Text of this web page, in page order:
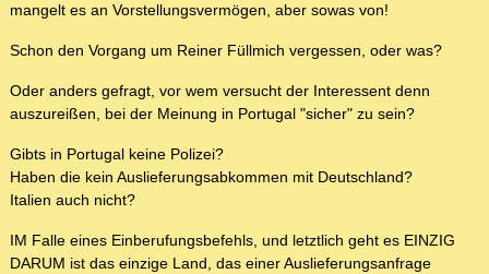
mangelt es an Vorstellungsvermögen, aber sowas von!
Schon den Vorgang um Reiner Füllmich vergessen, oder was?
Oder anders gefragt, vor wem versucht der Interessent denn
auszureißen, bei der Meinung in Portugal "sicher" zu sein?
Gibts in Portugal keine Polizei?
Haben die kein Auslieferungsabkommen mit Deutschland?
Italien auch nicht?
IM Falle eines Einberufungsbefehls, und letztlich geht es EINZIG
DARUM ist das einzige Land, das einer Auslieferungsanfrage